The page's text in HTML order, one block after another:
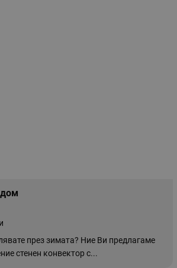
през зимата? Ние Ви предлагаме
стенен конвектор с...